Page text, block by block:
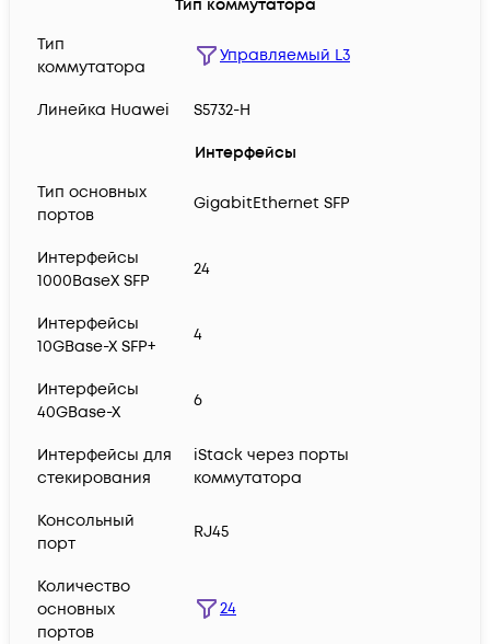
Тип коммутатора
Тип
коммутатора
Управляемый L3
Линейка Huawei S5732-H
Интерфейсы
Тип основных
портов
GigabitEthernet SFP
Интерфейсы
1000BaseX SFP
24
Интерфейсы
10GBase-X SFP+
4
Интерфейсы
40GBase-X
6
Интерфейсы для
стекирования
iStack через порты
коммутатора
Консольный
порт
RJ45
Количество
основных
портов
24